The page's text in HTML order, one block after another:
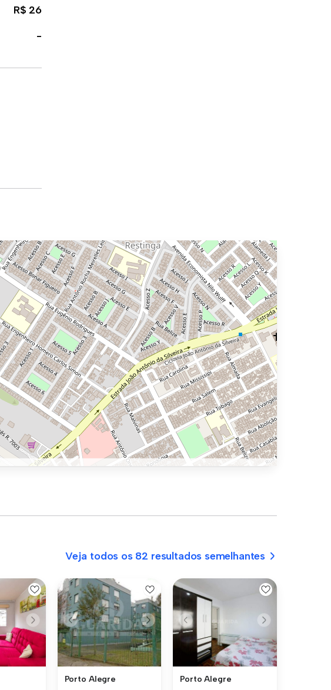
R$ 26
-
Veja todos os 82 resultados semelhantes
Porto Alegre Porto Alegre